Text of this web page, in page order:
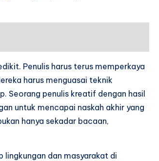
Penulis harus terus memperkaya
harus menguasai teknik
Seorang penulis kreatif dengan hasil
untuk mencapai naskah akhir yang
hanya sekadar bacaan,
lingkungan dan masyarakat di